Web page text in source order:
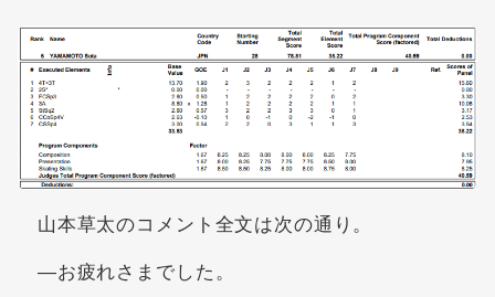
山本草太のコメント全文は次の通り。
―お疲れさまでした。